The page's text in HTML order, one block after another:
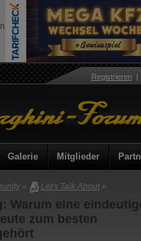
Registrieren
Galerie Mitglieder
» Let's Talk About »
Warum eine
zum besten